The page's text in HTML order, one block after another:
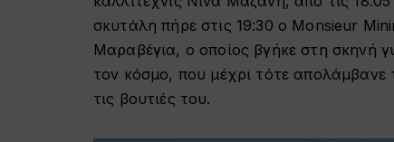
σκυτάλη πήρε στις 19:30 ο Monsieur
Μαραβέγια, ο οποίος βγήκε στη σκηνή
τον κόσμο, που μέχρι τότε απολάμβανε
τις βουτιές του.